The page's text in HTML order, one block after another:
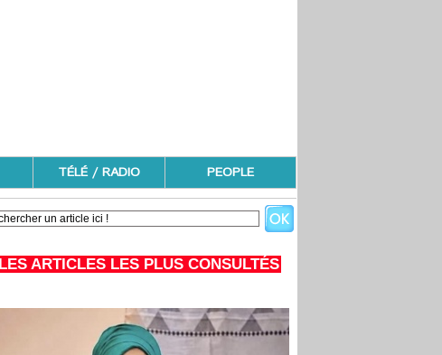
TÉLÉ / RADIO PEOPLE
LES ARTICLES LES PLUS CONSULTÉS